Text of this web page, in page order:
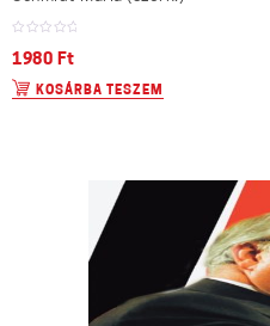
1980 Ft
KOSÁRBA TESZEM